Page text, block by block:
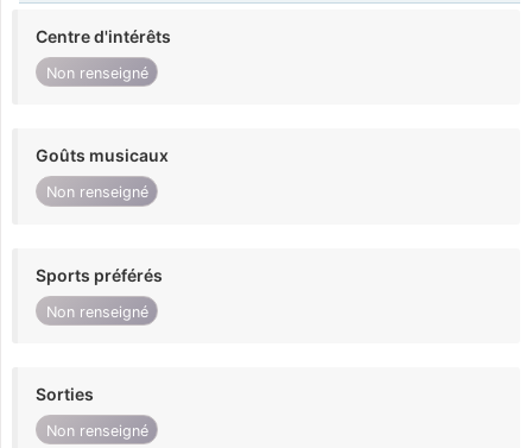
Centre d'intérêts
Non renseigné
Goûts musicaux
Non renseigné
Sports préférés
Non renseigné
Sorties
Non renseigné